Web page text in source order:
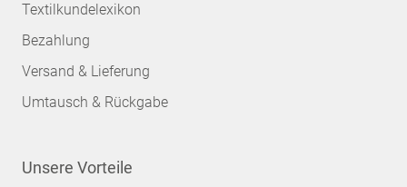
Textilkundelexikon
Bezahlung
Versand & Lieferung
Umtausch & Rückgabe
Unsere Vorteile